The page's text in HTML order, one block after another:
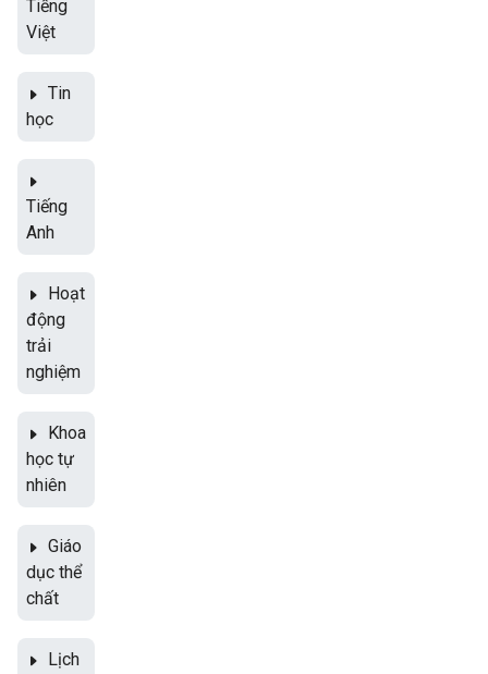
Tiếng
Việt
Tin
học
Tiếng
Anh
Hoạt
động
trải
nghiệm
Khoa
học tự
nhiên
Giáo
dục thể
chất
Lịch